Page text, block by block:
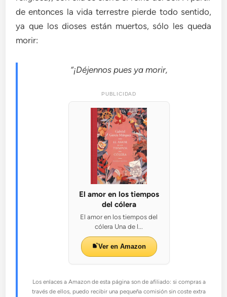
de entonces la vida terrestre pierde todo sentido,
ya que los dioses están muertos, sólo les queda
morir:
“¡Déjennos pues ya morir,
PUBLICIDAD
El amor en los tiempos
del cólera
El amor en los tiempos del
cólera Una de l...
Ver en Amazon
Los enlaces a Amazon de esta página son de afiliado: si compras a
través de ellos, puedo recibir una pequeña comisión sin coste extra